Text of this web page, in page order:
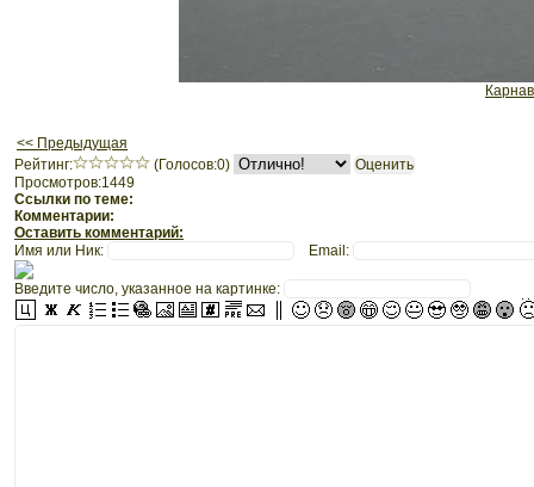
<< Предыдущая
Рeйтинг:
(Голосов:0)
Просмотров:1449
Ссылки по теме:
Комментарии:
Оставить комментарий:
Имя или Ник:
Email:
Введите число, указанное на картинке: